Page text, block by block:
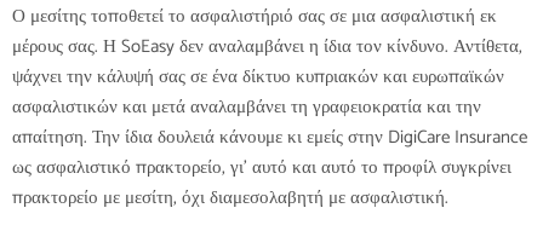
Ο μεσίτης τοποθετεί το ασφαλιστήριό σας σε μια ασφαλιστική εκ
μέρους σας. Η SoEasy δεν αναλαμβάνει η ίδια τον κίνδυνο. Αντίθετα,
ψάχνει την κάλυψή σας σε ένα δίκτυο κυπριακών και ευρωπαϊκών
ασφαλιστικών και μετά αναλαμβάνει τη γραφειοκρατία και την
απαίτηση. Την ίδια δουλειά κάνουμε κι εμείς στην DigiCare Insurance
ως ασφαλιστικό πρακτορείο, γι' αυτό και αυτό το προφίλ συγκρίνει
πρακτορείο με μεσίτη, όχι διαμεσολαβητή με ασφαλιστική.